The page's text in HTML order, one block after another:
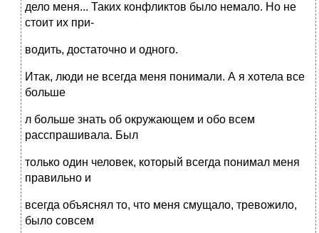
дело меня... Таких конфликтов было немало. Но не
стоит их при-
водить, достаточно и одного.
Итак, люди не всегда меня понимали. А я хотела все
больше
л больше знать об окружающем и обо всем
расспрашивала. Был
только один человек, который всегда понимал меня
правильно и
всегда объяснял то, что меня смущало, тревожило,
было совсем